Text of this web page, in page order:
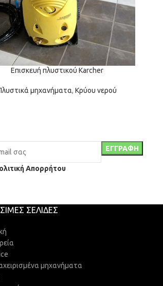
Επισκευή πλυστικού Karcher
μηχανήματα, Κρύου νερού
Απορρήτου
ΣΕΛΊΔΕΣ
μηχανήματα